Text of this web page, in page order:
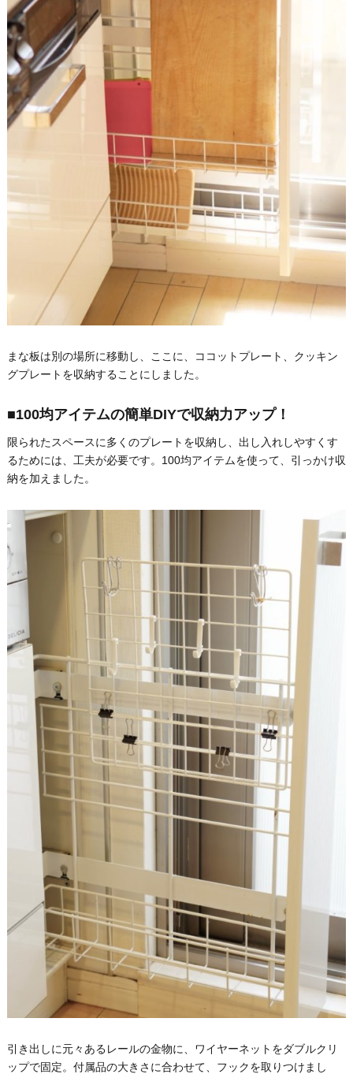
まな板は別の場所に移動し、ここに、ココットプレート、クッキン
グプレートを収納することにしました。
■100均アイテムの簡単DIYで収納力アップ！
限られたスペースに多くのプレートを収納し、出し入れしやすくす
るためには、工夫が必要です。100均アイテムを使って、引っかけ収
納を加えました。
引き出しに元々あるレールの金物に、ワイヤーネットをダブルクリ
ップで固定。付属品の大きさに合わせて、フックを取りつけまし